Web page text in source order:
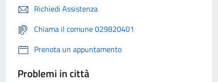
Richiedi Assistenza
Chiama il comune 029820401
Prenota un appuntamento
Problemi in città